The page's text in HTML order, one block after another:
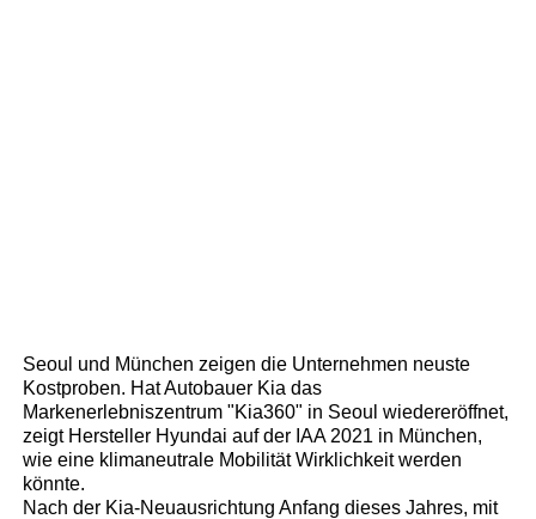
Seoul und München zeigen die Unternehmen neuste
Kostproben. Hat Autobauer Kia das
Markenerlebniszentrum "Kia360" in Seoul wiedereröffnet,
zeigt Hersteller Hyundai auf der IAA 2021 in München,
wie eine klimaneutrale Mobilität Wirklichkeit werden
könnte.
Nach der Kia-Neuausrichtung Anfang dieses Jahres, mit